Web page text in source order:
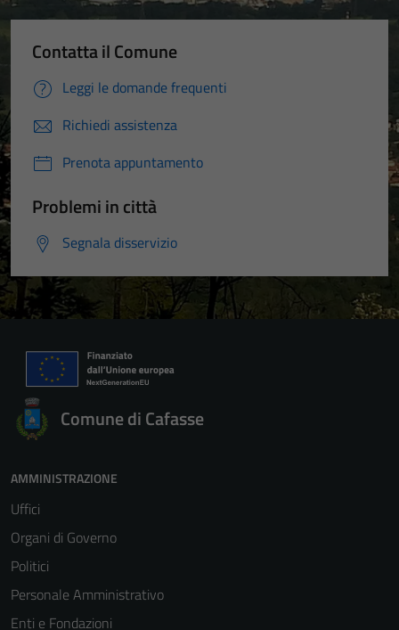
Contatta il Comune
Leggi le domande frequenti
Richiedi assistenza
Prenota appuntamento
Problemi in città
Segnala disservizio
Comune di Cafasse
AMMINISTRAZIONE
Uffici
Organi di Governo
Politici
Personale Amministrativo
Enti e Fondazioni